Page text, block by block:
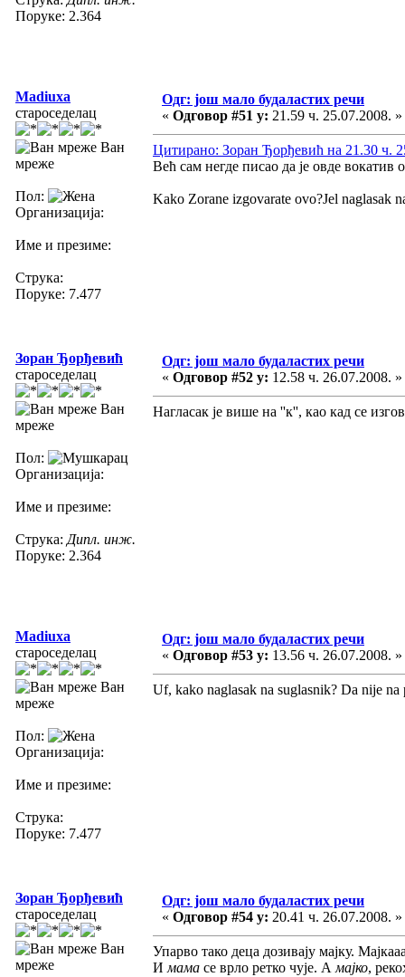
Поруке: 2.364
Madiuxa
староседелац
Ван
мреже
Пол:
Организација:
Име и презиме:
Струка:
Поруке: 7.477
Одг: још мало будаластих речи
« Одговор #51 у: 21.59 ч. 25.07.2008. »
Цитирано: Зоран Ђорђевић на 21.30 ч.
Већ сам негде писао да је овде вокатив
Kako Zorane izgovarate ovo?Jel naglasak
Зоран Ђорђевић
староседелац
Ван
мреже
Пол:
Организација:
Име и презиме:
Струка: Дипл. инж.
Поруке: 2.364
Одг: још мало будаластих речи
« Одговор #52 у: 12.58 ч. 26.07.2008. »
Нагласак је више на ''к'', као кад се
Madiuxa
староседелац
Ван
мреже
Пол:
Организација:
Име и презиме:
Струка:
Поруке: 7.477
Одг: још мало будаластих речи
« Одговор #53 у: 13.56 ч. 26.07.2008. »
Uf, kako naglasak na suglasnik? Da nije na
Зоран Ђорђевић
староседелац
Ван
мреже
Одг: још мало будаластих речи
« Одговор #54 у: 20.41 ч. 26.07.2008. »
Упарво тако деца дозивају мајку.
И мама се врло ретко чује. А мајко,